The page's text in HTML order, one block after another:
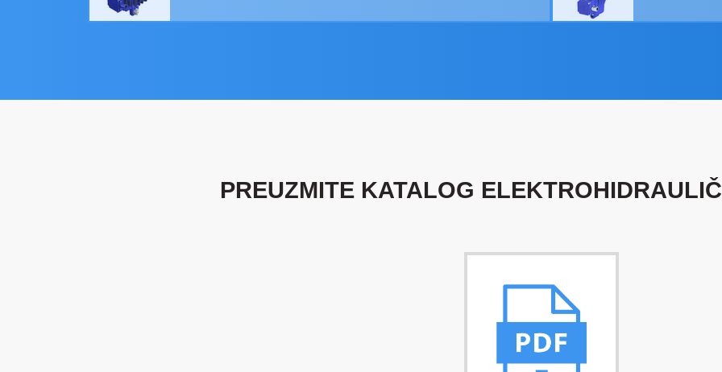
PREUZMITE KATALOG